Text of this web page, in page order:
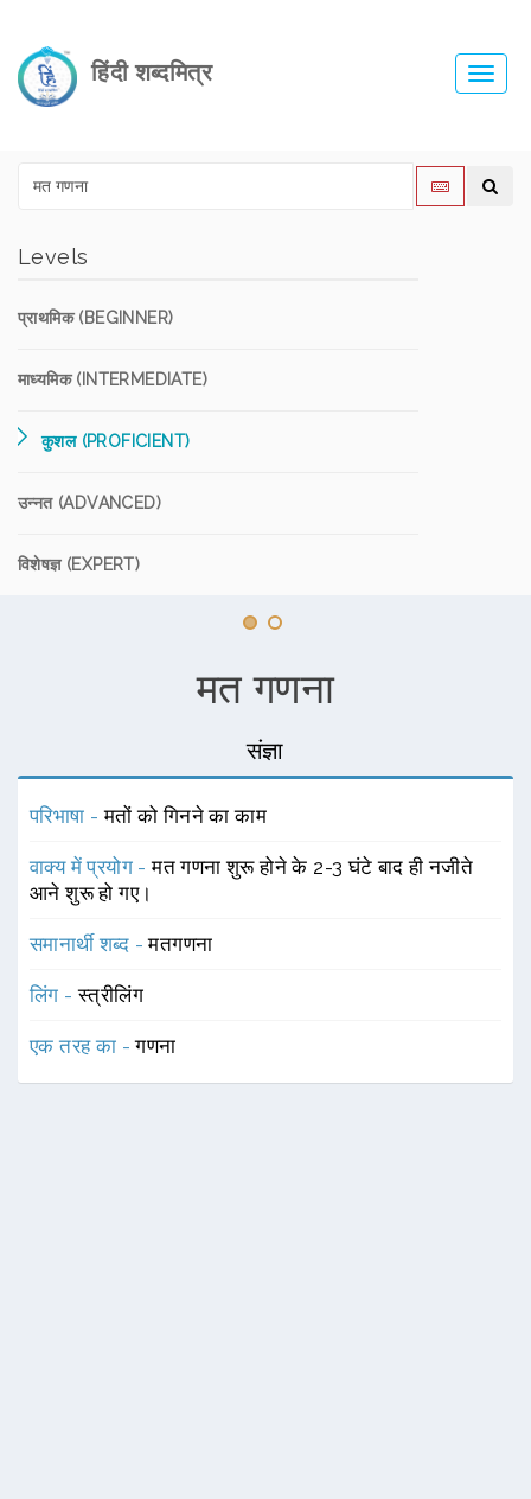
हिंदी शब्दमित्र
Levels
प्राथमिक (BEGINNER)
माध्यमिक (INTERMEDIATE)
कुशल (PROFICIENT)
उन्नत (ADVANCED)
विशेषज्ञ (EXPERT)
मत गणना
संज्ञा
परिभाषा -मतों को गिनने का काम
वाक्य में प्रयोग -मत गणना शुरू होने के 2-3 घंटे बाद ही नजीते
आने शुरू हो गए।
समानार्थी शब्द -मतगणना
लिंग -स्त्रीलिंग
एक तरह का -गणना